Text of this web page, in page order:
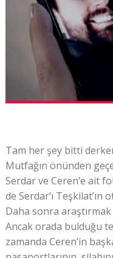
Tam her şey bitti
Mutfağın önünden
Serdar ve Ceren’e ait
de Serdar’ı Teşkilat’ın
Daha sonra
Ancak orada bulduğu
zamanda Ceren’in